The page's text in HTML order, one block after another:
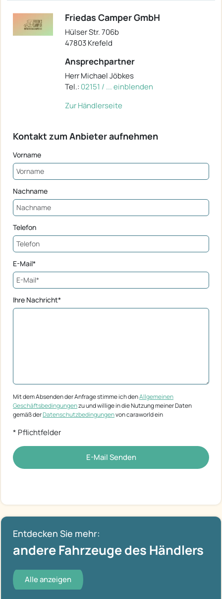
Friedas Camper GmbH
Hülser Str. 706b
47803 Krefeld
Ansprechpartner
Herr Michael Jöbkes
Tel.: 02151 / ... einblenden
Zur Händlerseite
Kontakt zum Anbieter aufnehmen
Vorname
Nachname
Telefon
E-Mail*
Ihre Nachricht*
Mit dem Absenden der Anfrage stimme ich denAllgemeinen
Geschäftsbedingungenzu und willige in die Nutzung meiner Daten
gemäß derDatenschutzbedingungenvon caraworld ein
* Pflichtfelder
E-Mail Senden
Entdecken Sie mehr:
andere Fahrzeuge des Händlers
Alle anzeigen